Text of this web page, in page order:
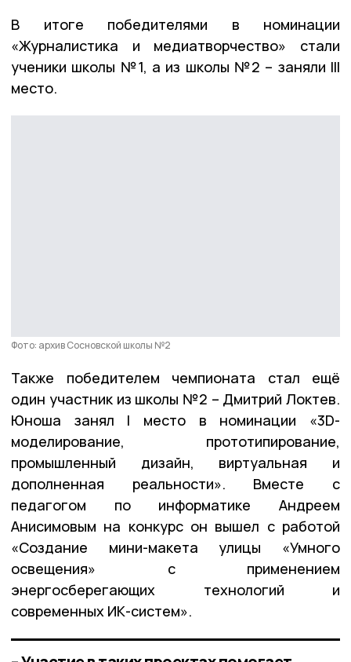
В итоге победителями в номинации
«Журналистика и медиатворчество» стали
ученики школы №1, а из школы №2 – заняли III
место.
Фото: архив Сосновской школы №2
Также победителем чемпионата стал ещё
один участник из школы №2 – Дмитрий Локтев.
Юноша занял I место в номинации «3D-
моделирование, прототипирование,
промышленный дизайн, виртуальная и
дополненная реальности». Вместе с
педагогом по информатике Андреем
Анисимовым на конкурс он вышел с работой
«Создание мини-макета улицы «Умного
освещения» с применением
энергосберегающих технологий и
современных ИК-систем».